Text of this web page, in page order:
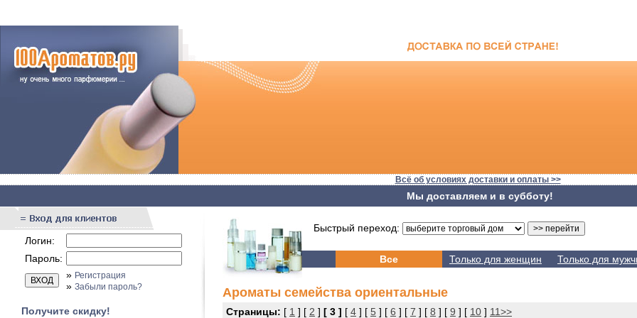
Всё об условиях доставки и оплаты >>
Мы доставляем и в субботу!
Логин:
Пароль:
» Регистрация
» Забыли пароль?
Получите скидку!
Быстрый переход:
Все Только для женщин Только для
Ароматы семейства ориентальные
Страницы: [ 1 ] [ 2 ] [ 3 ] [ 4 ] [ 5 ] [ 6 ] [ 7 ] [ 8 ] [ 9 ] [ 10 ] 11>>